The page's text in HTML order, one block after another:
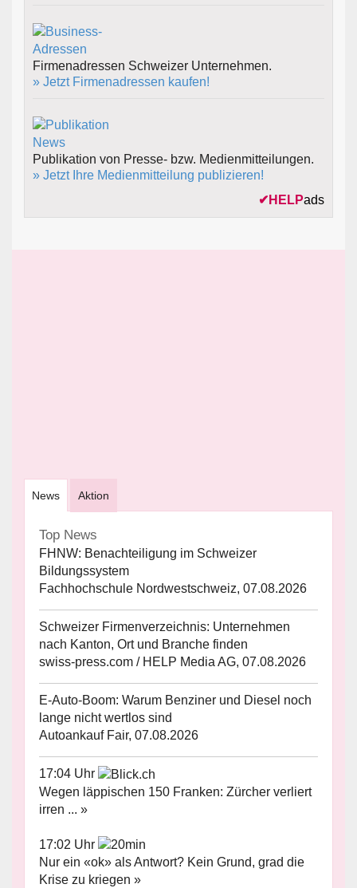
Firmenadressen Schweizer Unternehmen.
» Jetzt Firmenadressen kaufen!
Publikation von Presse- bzw. Medienmitteilungen.
» Jetzt Ihre Medienmitteilung publizieren!
✔ HELPads
News Aktion
Top News
FHNW: Benachteiligung im Schweizer
Bildungssystem
Fachhochschule Nordwestschweiz, 07.08.2026
Schweizer Firmenverzeichnis: Unternehmen
nach Kanton, Ort und Branche finden
swiss-press.com / HELP Media AG, 07.08.2026
E-Auto-Boom: Warum Benziner und Diesel noch
lange nicht wertlos sind
Autoankauf Fair, 07.08.2026
17:04 Uhr
Wegen läppischen 150 Franken: Zürcher verliert
irren ... »
17:02 Uhr
Nur ein «ok» als Antwort? Kein Grund, grad die
Krise zu kriegen »